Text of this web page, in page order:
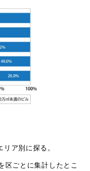
ア別に探る。
ごとに集計したとこ